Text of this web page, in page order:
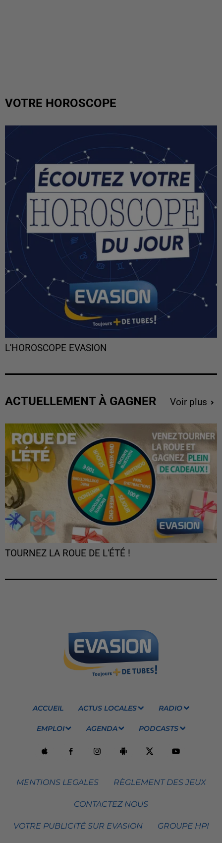
VOTRE HOROSCOPE
L'HOROSCOPE EVASION
ACTUELLEMENT À GAGNER Voir plus
TOURNEZ LA ROUE DE L'ÉTÉ !
ACCUEIL ACTUS LOCALES RADIO
EMPLOI AGENDA PODCASTS
MENTIONS LEGALES RÈGLEMENT DES JEUX
CONTACTEZ NOUS
VOTRE PUBLICITÉ SUR EVASION GROUPE HPI